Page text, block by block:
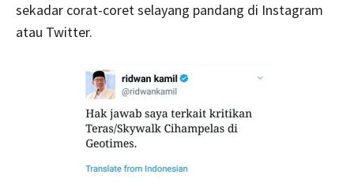
sekadar corat-coret selayang pandang di Instagram
atau Twitter.